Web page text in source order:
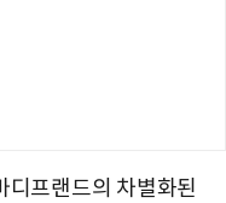
디프랜드의 차별화된